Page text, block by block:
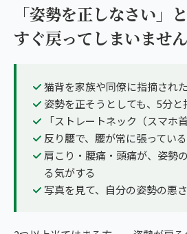
「姿勢を正しなさい」
すぐ戻ってしまいませ
猫背を家族や同僚に指摘され
姿勢を正そうとしても、5分と
「ストレートネック（スマホ
反り腰で、腰が常に張っている
肩こり・腰痛・頭痛が、姿勢
る気がする
写真を見て、自分の姿勢の悪